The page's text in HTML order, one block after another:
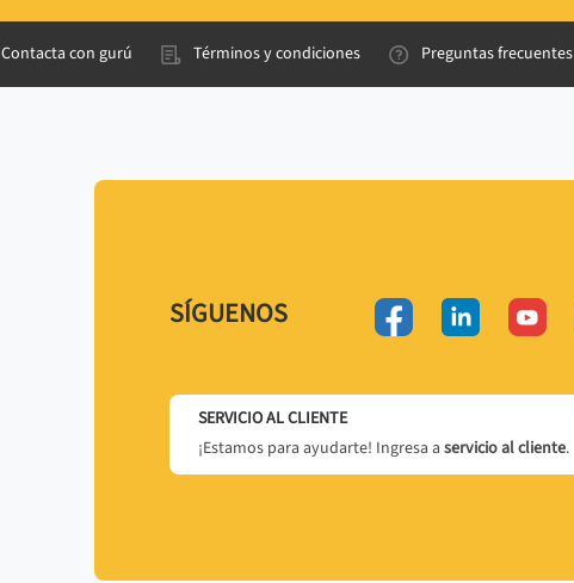
Contacta con gurú Términos y condiciones Preguntas frecuentes
SÍGUENOS
SERVICIO AL CLIENTE
¡Estamos para ayudarte! Ingresa a servicio al cliente.